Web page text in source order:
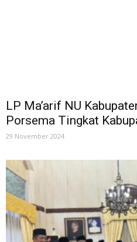
LP Ma’arif NU
Porsema Tingkat
29 November 2024